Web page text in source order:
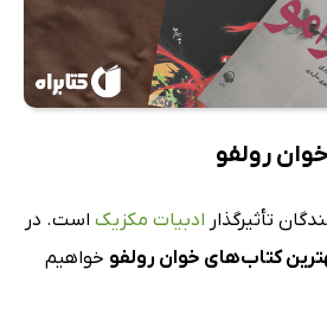
رولفو
تأثیرگذار ادبیات مکزیک است. در
کتاب‌های خوان رولفو خواهیم